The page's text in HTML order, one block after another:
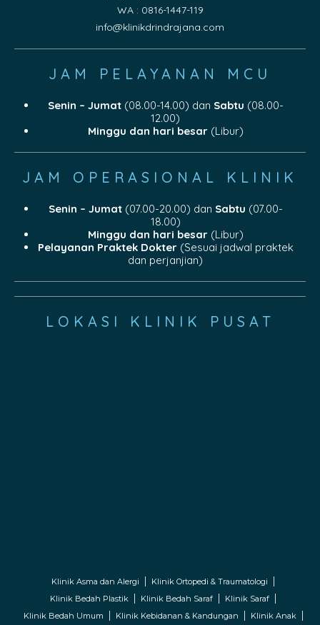
WA : 0816-1447-119
info@klinikdrindrajana.com
JAM PELAYANAN MCU
Senin – Jumat(08.00-14.00) dan Sabtu (08.00-
12.00)
Minggu dan hari besar(Libur)
JAM OPERASIONAL KLINIK
Senin – Jumat(07.00-20.00) dan Sabtu (07.00-
18.00)
Minggu dan hari besar(Libur)
Pelayanan Praktek Dokter(Sesuai jadwal praktek
dan perjanjian)
LOKASI KLINIK PUSAT
Klinik Asma dan Alergi
Klinik Ortopedi & Traumatologi
Klinik Bedah Plastik
Klinik Bedah Saraf
Klinik Saraf
Klinik Bedah Umum
Klinik Kebidanan & Kandungan Klinik Anak